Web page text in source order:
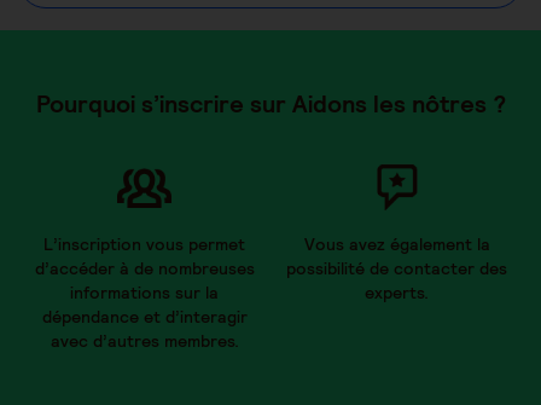
Pourquoi s’inscrire sur Aidons les nôtres ?
L’inscription vous permet
d’accéder à de nombreuses
informations sur la
dépendance et d’interagir
avec d’autres membres.
Vous avez également la
possibilité de contacter des
experts.